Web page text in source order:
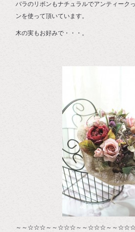
バラのリボンもナチュラルでアンティーク
ンを使って頂いています。
木の実もお好みで・・・。
～～☆☆☆～～☆☆☆～～☆☆☆～～